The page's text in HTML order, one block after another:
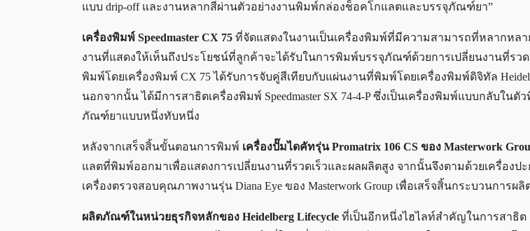
แบบ drip-off และงานหลากสีผ่านตัวอย่างงานพิมพ์กล่องช็อคโกแลตและบรรจุภัณฑ์ยา”
เครื่องพิมพ์ Speedmaster CX 75 ที่จัดแสดงในงานเป็นเครื่องพิมพ์ที่มีความสามารถที่หลากหล
งานที่แสดงให้เห็นถึงประโยชน์ที่ลูกค้าจะได้รับในการพิมพ์บรรจุภัณฑ์ด้วยการเปลี่ยนงานที่รวด
พิมพ์โดยเครื่องพิมพ์ CX 75 ได้รับการจับคู่สีเทียบกับแผ่นงานที่พิมพ์โดยเครื่องพิมพ์ดิจิทัล
นอกจากนั้น ได้มีการสาธิตเครื่องพิมพ์ Speedmaster SX 74-4-P ซึ่งเป็นเครื่องพิมพ์แบบกลับใ
ภัณฑ์ยาแบบหนึ่งทับหนึ่ง
หลังจากเสร็จสิ้นขั้นตอนการพิมพ์ เครื่องปั๊มไดคัทรุ่น Promatrix 106 CS ของ Masterwork
แลตที่พิมพ์ออกมาเพื่อแสดงการเปลี่ยนงานที่รวดเร็วและผลผลิตสูง จากนั้นจึงตามด้วยเครื่องปะ
เครื่องตรวจสอบคุณภาพงานรุ่น Diana Eye ของ Masterwork Group เพื่อเสร็จสิ้นกระบวนกา
ผลิตภัณฑ์ในหน่วยธุรกิจหลักของ Heidelberg Lifecycle ที่เป็นอีกหนึ่งไฮไลท์สำคัญในการสาธิต